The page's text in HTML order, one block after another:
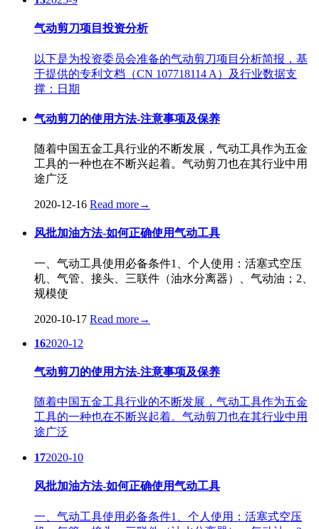
气动剪刀项目投资分析
以下是为投资委员会准备的气动剪刀项目分析简报，基
于提供的专利文档（CN 107718114 A）及行业数据支
撑：日期
气动剪刀的使用方法-注意事项及保养
随着中国五金工具行业的不断发展，气动工具作为五金
工具的一种也在不断兴起着。气动剪刀也在其行业中用
途广泛
2020-12-16 Read more→
风批加油方法-如何正确使用气动工具
一、气动工具使用必备条件1、个人使用：活塞式空压
机、气管、接头、三联件（油水分离器）、气动油；2、
规模使
2020-10-17 Read more→
162020-12
气动剪刀的使用方法-注意事项及保养
随着中国五金工具行业的不断发展，气动工具作为五金
工具的一种也在不断兴起着。气动剪刀也在其行业中用
途广泛
172020-10
风批加油方法-如何正确使用气动工具
一、气动工具使用必备条件1、个人使用：活塞式空压